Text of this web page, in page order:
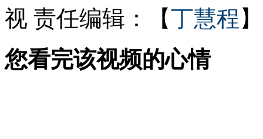
7岁女童家门口被撞身亡 悬赏5万追凶
视 责任编辑：【丁慧程 】
您看完该视频的心情